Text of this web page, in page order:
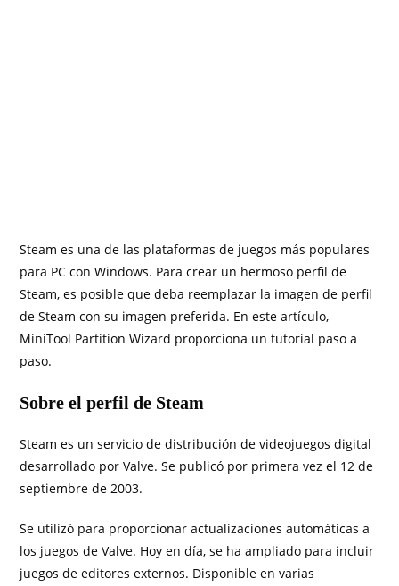
Steam es una de las plataformas de juegos más populares
para PC con Windows. Para crear un hermoso perfil de
Steam, es posible que deba reemplazar la imagen de perfil
de Steam con su imagen preferida. En este artículo,
MiniTool Partition Wizard proporciona un tutorial paso a
paso.
Sobre el perfil de Steam
Steam es un servicio de distribución de videojuegos digital
desarrollado por Valve. Se publicó por primera vez el 12 de
septiembre de 2003.
Se utilizó para proporcionar actualizaciones automáticas a
los juegos de Valve. Hoy en día, se ha ampliado para incluir
juegos de editores externos. Disponible en varias